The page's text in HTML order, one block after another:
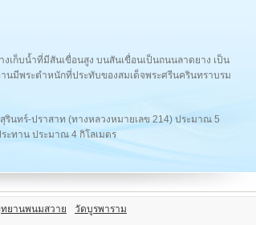
งเก็บน้ำที่มีสันเขื่อนสูง บนสันเขื่อนเป็นถนนลาดยาง เป็น
นมีพระตำหนักที่ประทับของสมเด็จพระศรีนครินทราบรม
รินทร์-ปราสาท (ทางหลวงหมายเลข 214) ประมาณ 5
ะทาน ประมาณ 4 กิโลเมตร
ยานพนมสวาย วัดบูรพาราม